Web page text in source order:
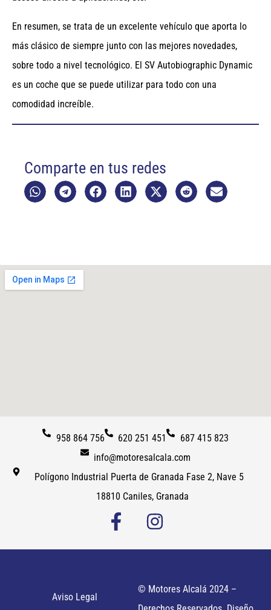
En resumen, se trata de un excelente vehículo que aporta lo
más clásico de siempre junto con las mejores novedades,
sobre todo a nivel tecnológico. El SV Autobiographic Dynamic
es un coche que se puede utilizar para todo con una
comodidad increíble.
Comparte en tus redes
958 864 756 620 251 451
687 415 823
info@motoresalcala.com
Polígono Industrial Puerta de Granada Fase 2, Nave 5
18810 Caniles, Granada
Aviso Legal
© Motores Alcalá 2024 –